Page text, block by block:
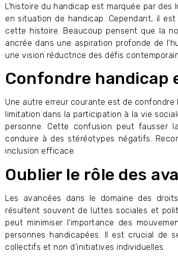
L’histoire du handicap est marquée par
en situation de handicap. Cependant, il
cette histoire. Beaucoup pensent que la
ancrée dans une aspiration profonde de
une vision réductrice des défis
Confondre handicap
Une autre erreur courante est de
limitation dans la participation à la vie
personne. Cette confusion peut fausser
conduire à des stéréotypes négatifs.
inclusion efficace.
Oublier le rôle des
Les avancées dans le domaine des
résultent souvent de luttes sociales et
peut minimiser l’importance des
personnes handicapées. Il est crucial de
collectifs et non d’initiatives individuelles.